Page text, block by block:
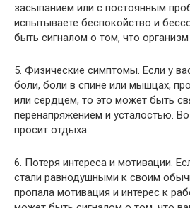
засыпанием или с постоянным
испытываете беспокойство и
быть сигналом о том, что
5. Физические симптомы. Если у
боли, боли в спине или мышцах,
или сердцем, то это может быть
перенапряжением и усталостью.
просит отдыха.
6. Потеря интереса и мотивации.
стали равнодушными к своим
пропала мотивация и интерес к